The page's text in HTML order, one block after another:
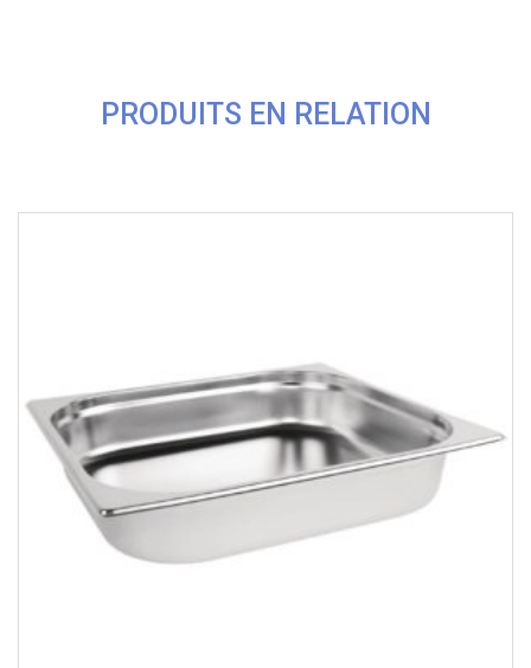
PRODUITS EN RELATION